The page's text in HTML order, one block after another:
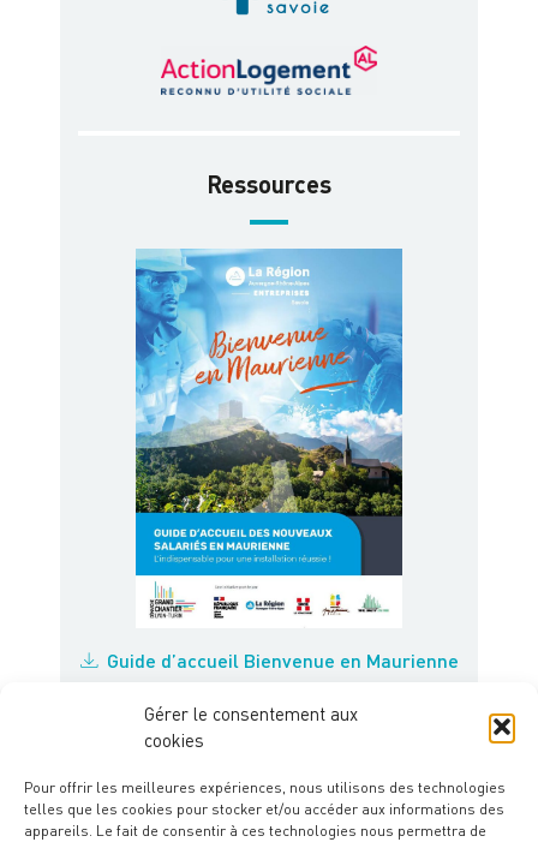
Gérer le consentement aux
cookies
Pour offrir les meilleures expériences, nous utilisons des technologies
telles que les cookies pour stocker et/ou accéder aux informations des
appareils. Le fait de consentir à ces technologies nous permettra de
Ressources
Guide d’accueil Bienvenue en Maurienne
Kit d'aide à l'installation en Maurienne
Vidéo de découverte de la Maurienne